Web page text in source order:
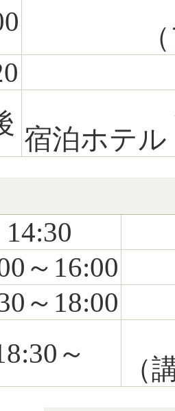
宿泊ホテル
14:30
～16:00
～18:00
～
（